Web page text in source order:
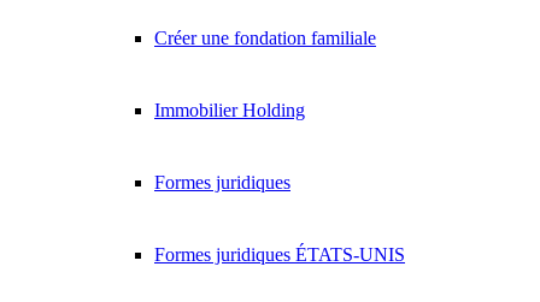
Créer une fondation familiale
Immobilier Holding
Formes juridiques
Formes juridiques ÉTATS-UNIS